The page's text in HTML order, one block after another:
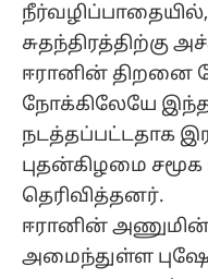
சுதந்திரத்திற்கு
ஈரானின் திறனை
நோக்கிலேயே
நடத்தப்பட்டதாக
புதன்கிழமை
தெரிவித்தனர்.
ஈரானின்
அமைந்துள்ள